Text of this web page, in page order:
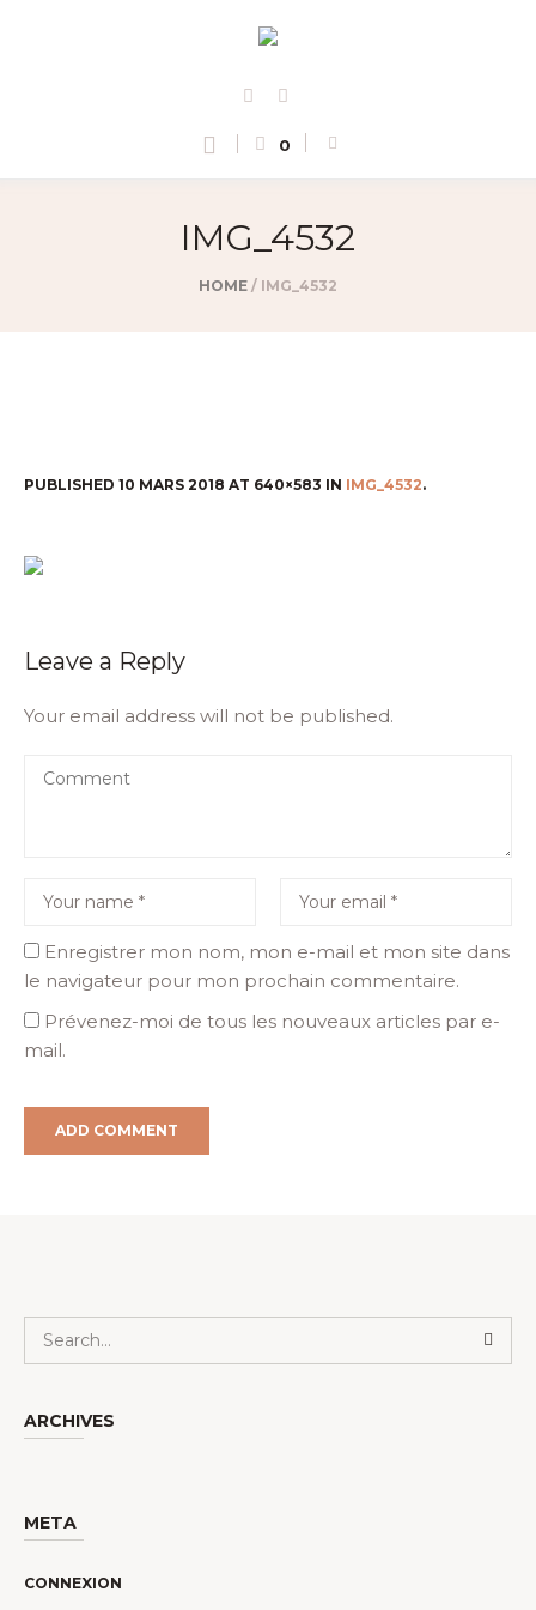
0
IMG_4532
HOME / IMG_4532
PUBLISHED 10 MARS 2018 AT 640×583 IN IMG_4532.
Leave a Reply
Your email address will not be published.
Enregistrer mon nom, mon e-mail et mon site dans
le navigateur pour mon prochain commentaire.
Prévenez-moi de tous les nouveaux articles par e-
mail.
ARCHIVES
META
CONNEXION